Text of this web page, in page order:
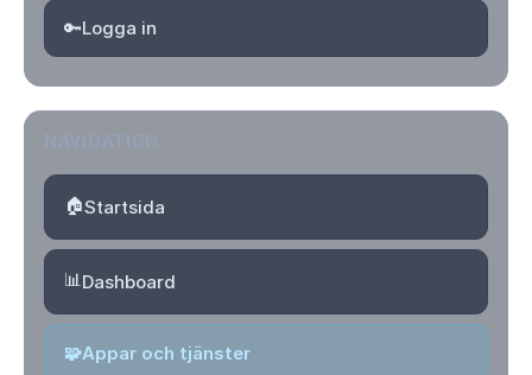
🔑Logga in
🏠Startsida
📊Dashboard
🧩Appar och tjänster